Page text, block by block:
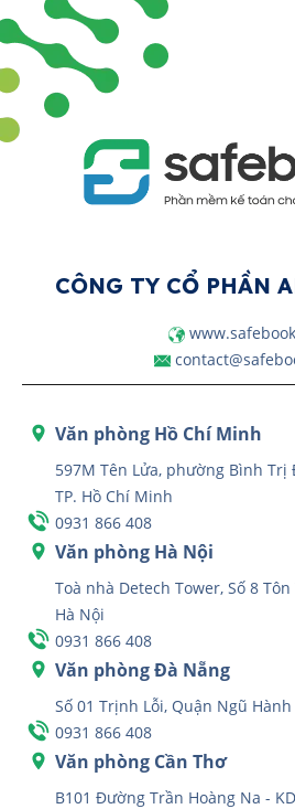
CÔNG TY CỔ PHẦN
Văn phòng Hồ Chí Minh
597M Tên Lửa, phường Bình Trị
TP. Hồ Chí Minh
0931 866 408
Văn phòng Hà Nội
Toà nhà Detech Tower, Số 8
Hà Nội
0931 866 408
Văn phòng Đà Nẵng
Số 01 Trịnh Lỗi, Quận Ngũ
0931 866 408
Văn phòng Cần Thơ
B101 Đường Trần Hoàng Na -